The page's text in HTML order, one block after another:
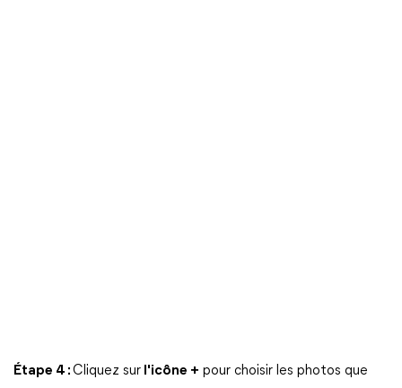
Étape 4 :Cliquez sur l'icône + pour choisir les photos que